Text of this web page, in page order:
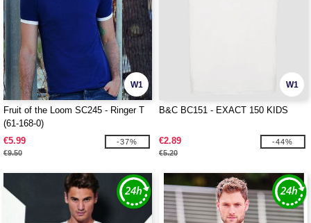
W1
Fruit of the Loom SC245 - Ringer T
(61-168-0)
€5.99
€9.50
-37%
W1
B&C BC151 - EXACT 150 KIDS
€2.89
€5.20
-44%